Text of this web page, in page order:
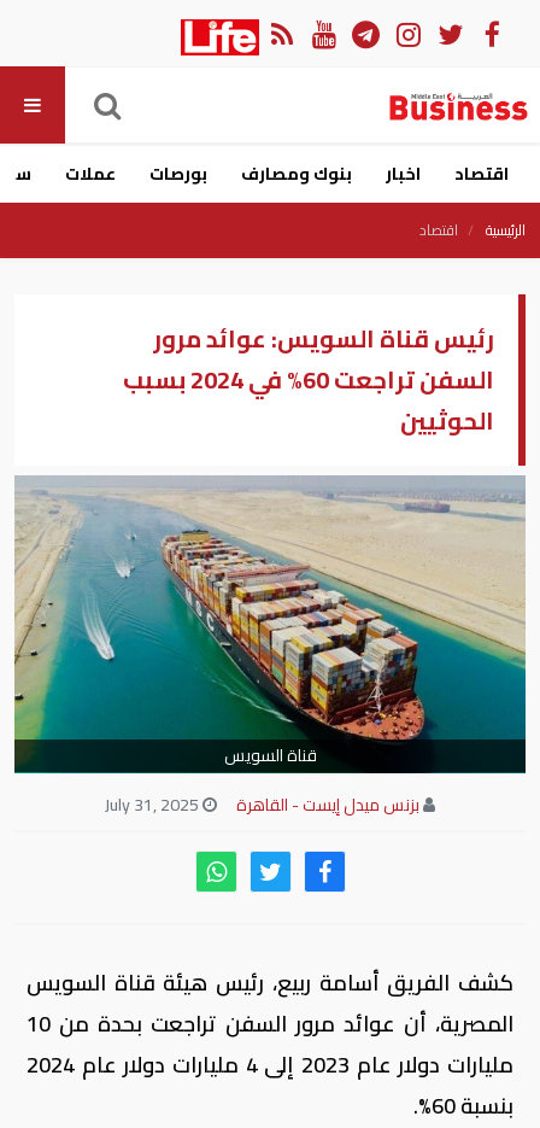
اقتصاد اخبار بنوك ومصارف بورصات عملات
الرئيسية اقتصاد
رئيس قناة السويس: عوائد مرور
السفن تراجعت 60% في 2024 بسبب
الحوثيين
قناة السويس
بزنس ميدل إيست - القاهرة
كشف الفريق أسامة ربيع، رئيس هيئة قناة السويس
المصرية، أن عوائد مرور السفن تراجعت بحدة من 10
مليارات دولار عام 2023 إلى 4 مليارات دولار عام 2024
بنسبة 60%.